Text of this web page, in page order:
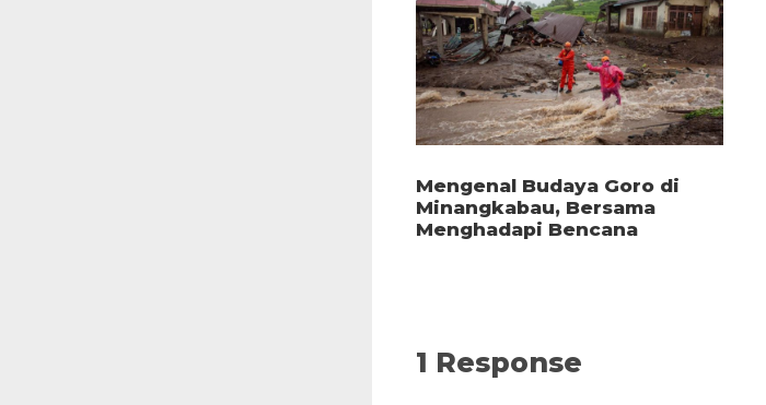
Mengenal Budaya Goro di
Minangkabau, Bersama
Menghadapi Bencana
1 Response